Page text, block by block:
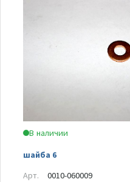
В наличии
шайба 6
Арт.
0010-060009